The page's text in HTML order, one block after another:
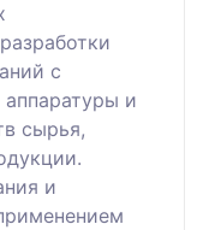
с
и
сырья,
и